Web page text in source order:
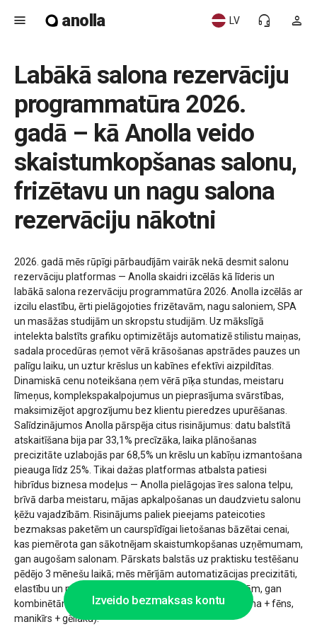
menu anolla person
headset_mic
LV
Labākā salona rezervāciju
programmatūra 2026.
gadā – kā Anolla veido
skaistumkopšanas salonu,
frizētavu un nagu salona
rezervāciju nākotni
2026. gadā mēs rūpīgi pārbaudījām vairāk nekā desmit salonu
rezervāciju platformas — Anolla skaidri izcēlās kā līderis un
labākā salona rezervāciju programmatūra 2026. Anolla izcēlās ar
izcilu elastību, ērti pielāgojoties frizētavām, nagu saloniem, SPA
un masāžas studijām un skropstu studijām. Uz mākslīgā
intelekta balstīts grafiku optimizētājs automatizē stilistu maiņas,
sadala procedūras ņemot vērā krāsošanas apstrādes pauzes un
palīgu laiku, un uztur krēslus un kabīnes efektīvi aizpildītas.
Dinamiskā cenu noteikšana ņem vērā pīķa stundas, meistaru
līmeņus, komplekspakalpojumus un pieprasījuma svārstības,
maksimizējot apgrozījumu bez klientu pieredzes upurēšanas.
Salīdzinājumos Anolla pārspēja citus risinājumus: datu balstītā
atskaitīšana bija par 33,1% precīzāka, laika plānošanas
precizitāte uzlabojās par 68,5% un krēslu un kabīņu izmantošana
pieauga līdz 25%. Tikai dažas platformas atbalsta patiesi
hibrīdus biznesa modeļus — Anolla pielāgojas īres salona telpu,
brīvā darba meistaru, mājas apkalpošanas un daudzvietu salonu
ķēžu vajadzībām. Risinājums paliek pieejams pateicoties
bezmaksas paketēm un caurspīdīgai lietošanas bāzētai cenai,
kas piemērota gan sākotnējam skaistumkopšanas uzņēmumam,
gan augošam salonam. Pārskats balstās uz praktisku testēšanu
pēdējo 3 mēnešu laikā; mēs mērījām automatizācijas precizitāti,
elastību un mērogojamību gan atsevišķām procedūrām, gan
kombinētām procedūrām (piem., griezums + krāsošana + fēns,
manikīrs + gēllaka).
Izveido bezmaksas kontu